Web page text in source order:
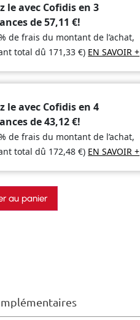
le avec Cofidis en 3
de57,11€!
de frais du montant de l’achat,
total dû 171,33€) EN SAVOIR +
le avec Cofidis en 4
de43,12€!
de frais du montant de l’achat,
total dû 172,48€) EN SAVOIR +
au panier